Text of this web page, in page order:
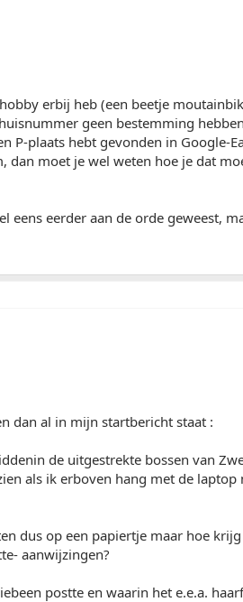
erbij heb (een beetje
geen bestemming
P-plaats hebt gevonden in Google-
dan moet je wel weten hoe je dat
eens eerder aan de orde geweest,
dan al in mijn startbericht staat :
de uitgestrekte bossen van
als ik erboven hang met de
dus op een papiertje maar hoe
aanwijzingen?
postte en waarin het e.e.a.